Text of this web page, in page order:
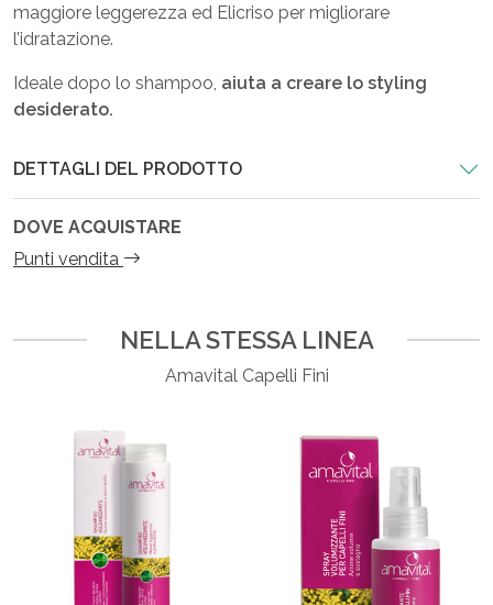
maggiore leggerezza ed Elicriso per migliorare
l’idratazione.
Ideale dopo lo shampoo, aiuta a creare lo styling
desiderato.
DETTAGLI DEL PRODOTTO
DOVE ACQUISTARE
Punti vendita
NELLA STESSA LINEA
Amavital Capelli Fini